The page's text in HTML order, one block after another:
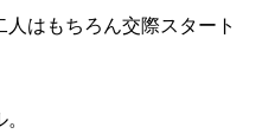
はもちろん交際スタート
。